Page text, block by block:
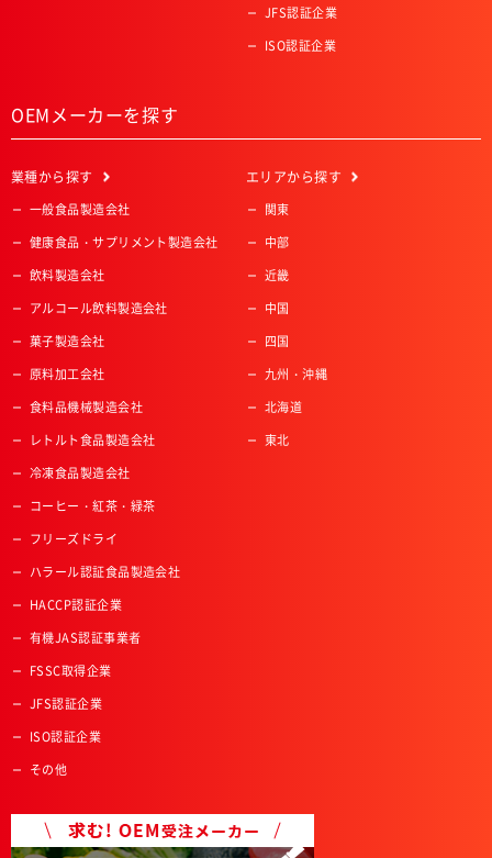
JFS認証企業
ISO認証企業
OEMメーカーを探す
業種から探す
一般食品製造会社
健康食品・サプリメント製造会社
飲料製造会社
アルコール飲料製造会社
菓子製造会社
原料加工会社
食料品機械製造会社
レトルト食品製造会社
冷凍食品製造会社
コーヒー・紅茶・緑茶
フリーズドライ
ハラール認証食品製造会社
HACCP認証企業
有機JAS認証事業者
FSSC取得企業
JFS認証企業
ISO認証企業
その他
エリアから探す
関東
中部
近畿
中国
四国
九州・沖縄
北海道
東北